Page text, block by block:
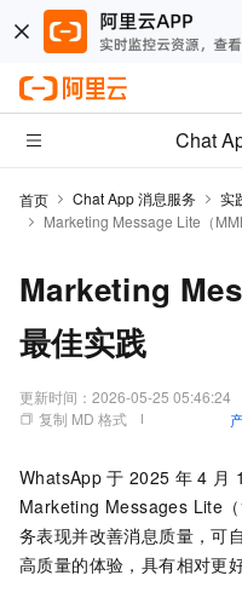
Chat
首页 Chat App 消息服务 实
Marketing Message Lite（
Marketing
最佳实践
更新时间： 2026-05-25 05:46:24
复制 MD 格式
WhatsApp 于 2025 年 4 月 1
Marketing Messages Lite
务表现并改善消息质量，可
高质量的体验，具有相对更